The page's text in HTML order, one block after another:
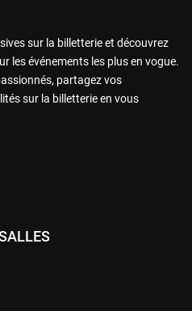
sur la billetterie et découvrez
les événements les plus en vogue.
partagez vos
sur la billetterie en vous